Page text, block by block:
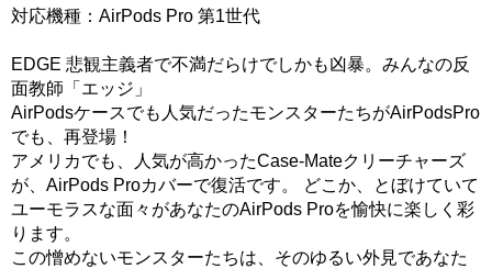
対応機種：AirPods Pro 第1世代
EDGE 悲観主義者で不満だらけでしかも凶暴。みんなの反
面教師「エッジ」
AirPodsケースでも人気だったモンスターたちがAirPodsPro
でも、再登場！
アメリカでも、人気が高かったCase-Mateクリーチャーズ
が、AirPods Proカバーで復活です。 どこか、とぼけていて
ユーモラスな面々があなたのAirPods Proを愉快に楽しく彩
ります。
この憎めないモンスターたちは、そのゆるい外見であなた